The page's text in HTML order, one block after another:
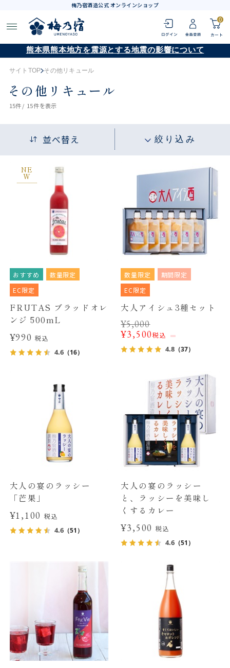
梅乃宿酒造公式 オンラインショップ
0
熊本県熊本地方を震源とする地震の影響について
サイトTOP その他リキュール
その他リキュール
15件 / 15件を表示
並べ替え 絞り込み
NE
W
おすすめ
数量限定
EC限定
FRUTAS ブラッドオレ
ンジ 500mL
¥990税込
4.6（16）
数量限定
期間限定
EC限定
大人アイシュ3種セット
¥5,000
¥3,500税込
4.8 （37）
大人の宴のラッシー
「芒果」
¥1,100税込
4.6（51）
大人の宴のラッシー
と、ラッシーを美味し
くするカレー
¥3,500 税込
4.6 （51）